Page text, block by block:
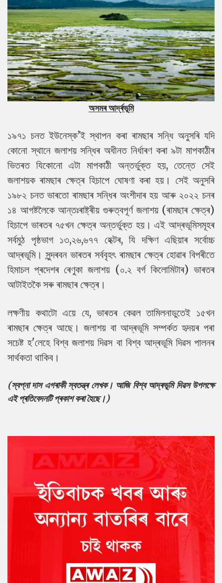
অসমৰ আৰ্দ্ৰভূমি
১৯৭১ চনত ইউনেস্ক’ই স্থাপন কৰা ৰামছাৰ সন্ধি অনুসৰি যদি
কোনো স্থানে জলাশয় সন্ধিৰ অধীনত নিৰ্ধাৰণ কৰা ৯টা মাপকাঠীৰ
ভিতৰত যিকোনো এটা মাপকাঠী অন্তৰ্ভুক্ত হয়, তেন্তে সেই
জলাশয়ক ৰামছাৰ ক্ষেত্ৰ হিচাপে ঘোষণা কৰা হয়। সেই অনুসৰি
১৯৮২ চনত ভাৰতো ৰামছাৰ সন্ধিৰ অংশীদাৰ হয় আৰু ২০২২ চনৰ
১৪ আগষ্টলৈকে আন্তঃৰাষ্ট্ৰীয় গুৰুত্বপূৰ্ণ জলাশয় (ৰামছাৰ ক্ষেত্ৰ)
হিচাপে ভাৰতৰ ৭৫খন ক্ষেত্ৰ অন্তৰ্ভুক্ত হয়। এই আদ্ৰভূমিসমূহৰ
সৰ্বমুঠ পৃষ্ঠভাগ ১৩,২৬,৬৭৭ হেক্টৰ, যি দক্ষিণ এছিয়াৰ সৰ্বোচ্চ
আদ্ৰভূমি। সুন্দৰবন ভাৰতৰ সৰ্ববৃহৎ ৰামছাৰ ক্ষেত্ৰ হোৱাৰ বিপৰীতে
হিমাচল প্ৰদেশৰ ৰেণুকা জলাশয় (০.২ বৰ্গ কিলোমিটাৰ) ভাৰতৰ
আটাইতকৈ সৰু ৰামছাৰ ক্ষেত্ৰ।
লক্ষণীয় কথাটো এয়ে যে, ভাৰতৰ কেৱল তামিলনাডুতেই ১৫খন
ৰামছাৰ ক্ষেত্ৰ আছে। জলাশয় বা আদ্ৰভূমি সম্পৰ্কত হৃদয়ৰ পৰা
সচেষ্ট হ'লেহে বিশ্ব জলাশয় দিৱস বা বিশ্ব আদ্ৰভূমি দিৱস পালনৰ
সাৰ্থকতা থাকিব।
(স্বপ্না দাস এগৰাকী স্বতন্ত্ৰ লেখক। আজি বিশ্ব আদ্ৰভূমি দিৱস উপলক্ষে
এই প্ৰতিবেদনটি প্ৰকাশ কৰা হৈছে।)